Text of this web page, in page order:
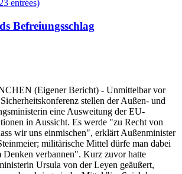
entrées)
Befreiungsschlag
(Eigener Bericht) - Unmittelbar vor
stellen der Außen- und
eine Ausweitung der EU-
in Aussicht. Es werde "zu Recht von
wir uns einmischen", erklärt Außenminister
militärische Mittel dürfe man dabei
Denken verbannen". Kurz zuvor hatte
Ursula von der Leyen geäußert,